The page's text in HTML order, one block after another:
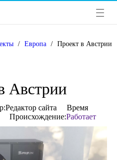
/ Европа / Проект в Австрии
Австрии
сайта Время
Происхождение:Работает